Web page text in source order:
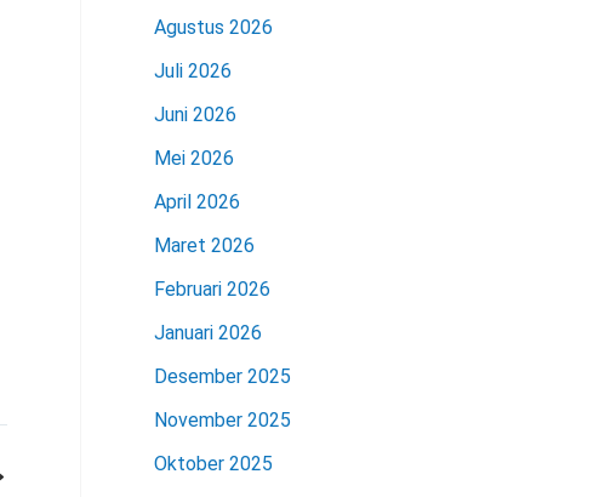
Agustus 2026
Juli 2026
Juni 2026
Mei 2026
April 2026
Maret 2026
Februari 2026
Januari 2026
Desember 2025
November 2025
Oktober 2025